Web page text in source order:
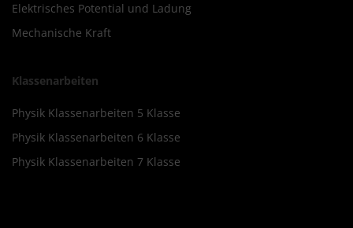
Elektrisches Potential und Ladung
Mechanische Kraft
Klassenarbeiten
Physik Klassenarbeiten 5 Klasse
Physik Klassenarbeiten 6 Klasse
Physik Klassenarbeiten 7 Klasse